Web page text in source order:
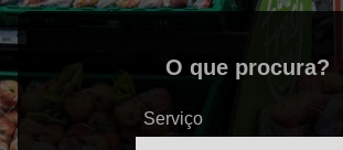
O que procura?
Serviço